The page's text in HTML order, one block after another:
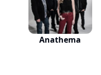
Anathema